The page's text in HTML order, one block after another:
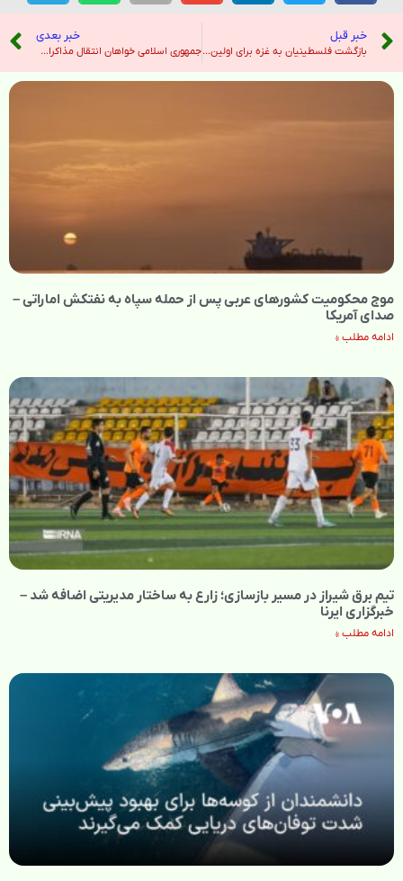
خبر قبل
بازگشت فلسطینیان به غزه برای اولین بار در دو سال اخیر – نیویورک تایمز
خبر بعدی
جمهوری اسلامی خواهان انتقال مذاکرات از استانبول به عُمان و محدود شدن گفت‌وگوها به پرونده هسته‌ای است – صدای آمریکا
موج محکومیت کشورهای عربی پس از حمله سپاه به نفتکش اماراتی –
صدای آمریکا
ادامه مطلب »
تیم برق شیراز در مسیر بازسازی؛ زارع به ساختار مدیریتی اضافه شد –
خبرگزاری ایرنا
ادامه مطلب »